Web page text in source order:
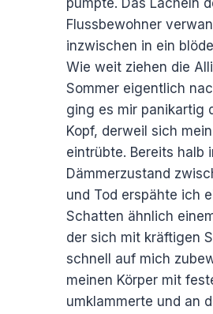
pumpte. Das Lächeln
Flussbewohner
inzwischen in ein
Wie weit ziehen die
Sommer eigentlich
ging es mir panikartig
Kopf, derweil sich
eintrübte. Bereits halb
Dämmerzustand
und Tod erspähte ich
Schatten ähnlich
der sich mit kräftigen
schnell auf mich
meinen Körper mit
umklammerte und an